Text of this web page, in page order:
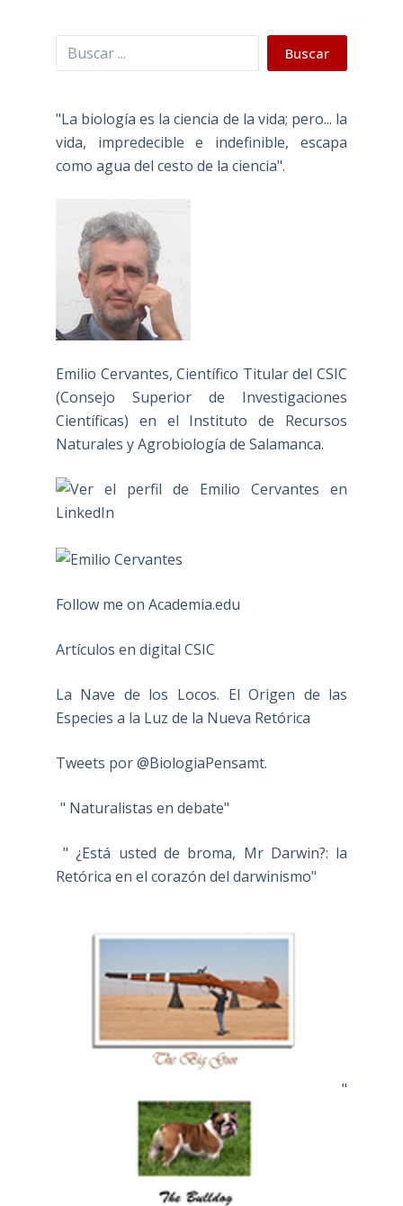
Buscar Buscar
"La biología es la ciencia de la vida; pero... la
vida, impredecible e indefinible, escapa
como agua del cesto de la ciencia".
Emilio Cervantes, Científico Titular del CSIC
(Consejo Superior de Investigaciones
Científicas) en el Instituto de Recursos
Naturales y Agrobiología de Salamanca.
Follow me on Academia.edu
Artículos en digital CSIC
La Nave de los Locos. El Origen de las
Especies a la Luz de la Nueva Retórica
Tweets por @BiologiaPensamt.
" Naturalistas en debate"
" ¿Está usted de broma, Mr Darwin?: la
Retórica en el corazón del darwinismo"
"